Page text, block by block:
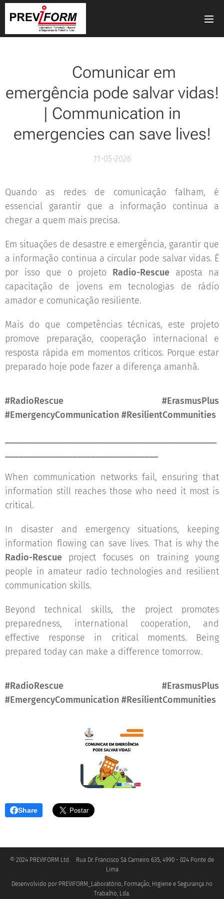
📡 Comunicar em
emergência pode salvar vidas!
| Communication in
emergencies can save lives!
11-05-2026
Quando as redes de comunicação falham, é
essencial garantir que a informação continua a
chegar a quem mais precisa. 📡🚨
Em situações de desastre e emergência, garantir que
a informação continua a circular pode salvar vidas. É
por isso que o projeto Radio-Rescue aposta na
capacitação de jovens em tecnologias de rádio
amador e comunicação resiliente. 🌍🤝
Mais do que competências técnicas, este projeto
promove preparação, cooperação internacional e
resposta rápida em momentos críticos. Porque estar
preparado hoje pode fazer a diferença amanhã.
#RadioRescue #ErasmusPlus
#EmergencyCommunication #ResilientCommunities
When communication networks fail, ensuring that
information still reaches those who need it most is
critical. 📡🚨
In disaster and emergency situations, keeping
information flowing can save lives. That is why the
Radio-Rescue project focuses on training young
people in amateur radio technologies and resilient
communication skills. 🌍🤝
Beyond technical skills, the project promotes
preparedness, international cooperation, and
effective response in critical moments. Being
prepared today can make a difference tomorrow.
#RadioRescue #ErasmusPlus
#EmergencyCommunication #ResilientCommunities
Share
© 2024 PREVIFORM Ltd. Rua Dr. Francisco Sá Carneiro 635, 4990 - 024 Ponte de
Lima
Desenvolvido por PREVIFORM_Laboratório, Formação, Higiene e Segurança no
Trabalho, Lda.